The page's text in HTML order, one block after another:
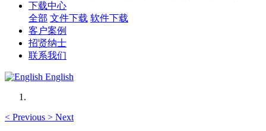
下载中心
全部 文件下载 软件下载
客户案例
招贤纳士
联系我们
English
< Previous > Next